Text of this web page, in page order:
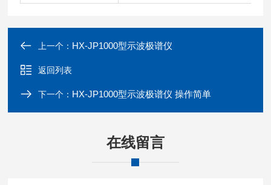
上一个： HX-JP1000型示波极谱仪
返回列表
下一个： HX-JP1000型示波极谱仪 操作简单
在线留言